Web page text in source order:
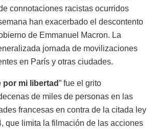
connotaciones racistas ocurridos
han exacerbado el descontento
de Emmanuel Macron. La
jornada de movilizaciones
en París y otras ciudades.
por mi libertad” fue el grito
de miles de personas en las
francesas en contra de la citada ley
que limita la filmación de las acciones